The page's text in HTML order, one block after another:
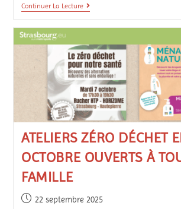
Continuer La Lecture
ATELIERS ZÉRO DÉCHET
OCTOBRE OUVERTS À
FAMILLE
22 septembre 2025